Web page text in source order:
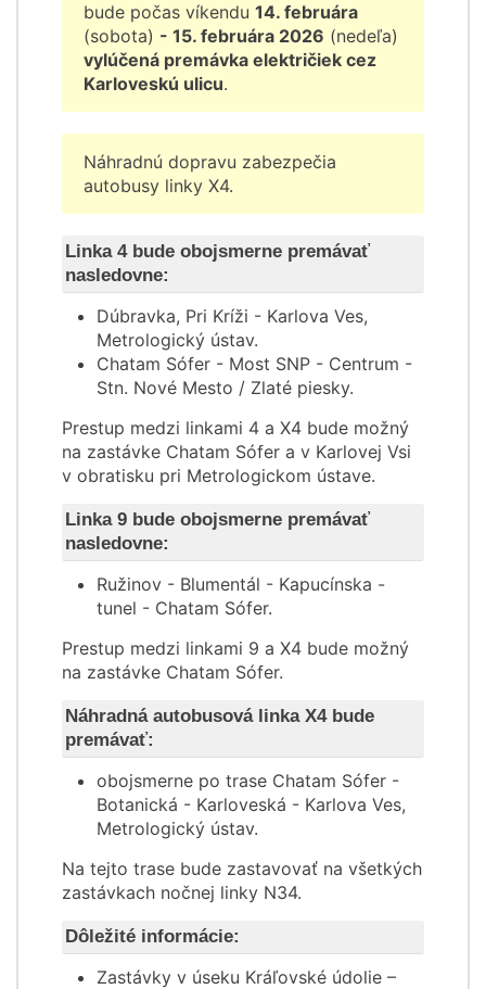
bude počas víkendu 14. februára
(sobota) - 15. februára 2026 (nedeľa)
vylúčená premávka električiek cez
Karloveskú ulicu.
Náhradnú dopravu zabezpečia
autobusy linky X4.
Linka 4 bude obojsmerne premávať
nasledovne:
Dúbravka, Pri Kríži - Karlova Ves,
Metrologický ústav.
Chatam Sófer - Most SNP - Centrum -
Stn. Nové Mesto / Zlaté piesky.
Prestup medzi linkami 4 a X4 bude možný
na zastávke Chatam Sófer a v Karlovej Vsi
v obratisku pri Metrologickom ústave.
Linka 9 bude obojsmerne premávať
nasledovne:
Ružinov - Blumentál - Kapucínska -
tunel - Chatam Sófer.
Prestup medzi linkami 9 a X4 bude možný
na zastávke Chatam Sófer.
Náhradná autobusová linka X4 bude
premávať:
obojsmerne po trase Chatam Sófer -
Botanická - Karloveská - Karlova Ves,
Metrologický ústav.
Na tejto trase bude zastavovať na všetkých
zastávkach nočnej linky N34.
Dôležité informácie:
Zastávky v úseku Kráľovské údolie –